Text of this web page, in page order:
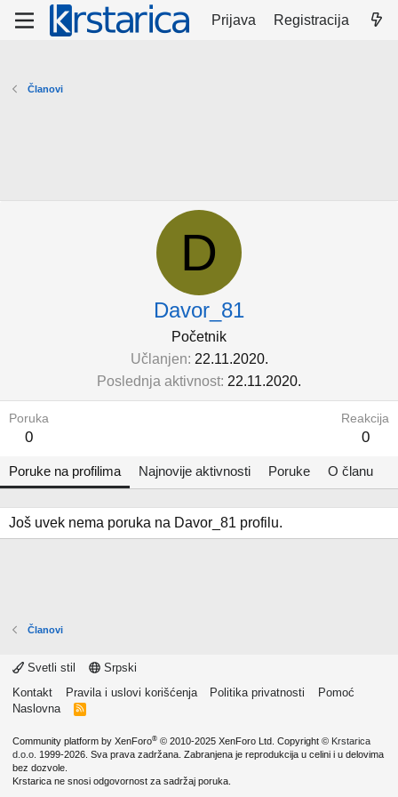
Prijava Registracija
Članovi
D
Davor_81
Početnik
Učlanjen 22.11.2020.
Poslednja aktivnost 22.11.2020.
Poruka
0
Reakcija
0
Poruke na profilima Najnovije aktivnosti Poruke O članu
Još uvek nema poruka na Davor_81 profilu.
Članovi
Svetli stil
Srpski
Kontakt
Pravila i uslovi korišćenja Politika privatnosti
Pomoć
Naslovna
R
Community platform by XenForo® © 2010-2025 XenForo Ltd. Copyright © Krstarica
d.o.o. 1999-2026. Sva prava zadržana. Zabranjena je reprodukcija u celini i u delovima
bez dozvole.
Krstarica ne snosi odgovornost za sadržaj poruka.